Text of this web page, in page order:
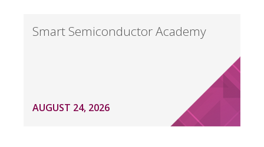
Smart Semiconductor Academy
AUGUST 24, 2026